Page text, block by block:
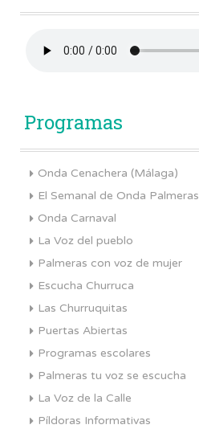
Programas
Onda Cenachera (Málaga)
El Semanal de Onda Palmeras
Onda Carnaval
La Voz del pueblo
Palmeras con voz de mujer
Escucha Churruca
Las Churruquitas
Puertas Abiertas
Programas escolares
Palmeras tu voz se escucha
La Voz de la Calle
Píldoras Informativas